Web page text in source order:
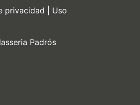
privacidad
Uso
Padrós